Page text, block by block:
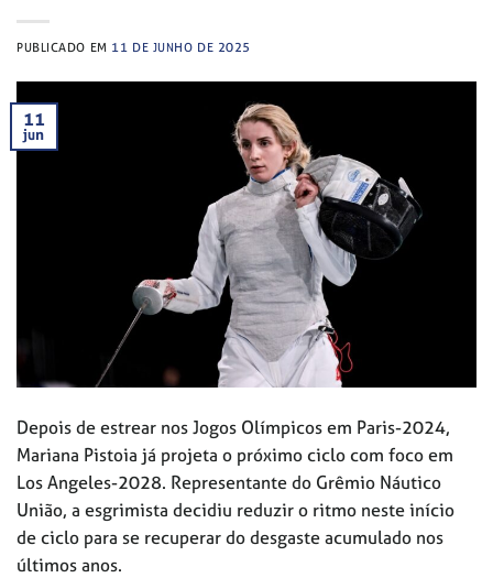
PUBLICADO EM 11 DE JUNHO DE 2025
11
jun
Depois de estrear nos Jogos Olímpicos em Paris-2024,
Mariana Pistoia já projeta o próximo ciclo com foco em
Los Angeles-2028. Representante do Grêmio Náutico
União, a esgrimista decidiu reduzir o ritmo neste início
de ciclo para se recuperar do desgaste acumulado nos
últimos anos.